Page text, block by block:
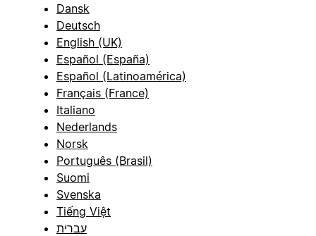
Dansk
Deutsch
English (UK)
Español (España)
Español (Latinoamérica)
Français (France)
Italiano
Nederlands
Norsk
Português (Brasil)
Suomi
Svenska
Tiếng Việt
עברית